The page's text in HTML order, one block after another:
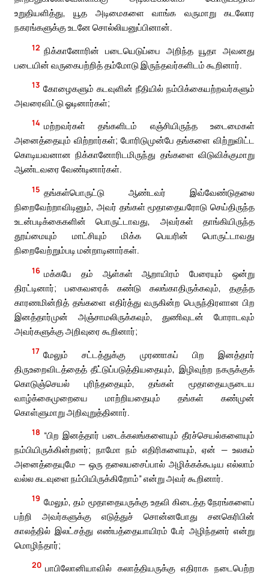
உறுதியளித்து, யூத அடிமைகளை வாங்க வருமாறு கடலோர
நகரங்களுக்கு உடனே சொல்லியனுப்பினான்.
12 நிக்கானோரின் படையெடுப்பை அறிந்த யூதா அவனது
படையின் வருகைபற்றித் தம்மோடு இருந்தவர்களிடம் கூறினார்.
13 கோழைகளும் கடவுளின் நீதியில் நம்பிக்கையற்றவர்களும்
அவரைவிட்டு ஓடினார்கள்;
14 மற்றவர்கள் தங்களிடம் எஞ்சியிருந்த உடைமைகள்
அனைத்தையும் விற்றார்கள்; போரிடுமுன்பே தங்களை விற்றுவிட்ட
கொடியவனான நிக்கானோரிடமிருந்து தங்களை விடுவிக்குமாறு
ஆண்டவரை வேண்டினார்கள்.
15 தங்கள்பொருட்டு ஆண்டவர் இவ்வேண்டுதலை
நிறைவேற்றாவிடினும், அவர் தங்கள் மூதாதையரோடு செய்திருந்த
உடன்படிக்கைகளின் பொருட்டாவது, அவர்கள் தாங்கியிருந்த
தூய்மையும் மாட்சியும் மிக்க பெயரின் பொருட்டாவது
நிறைவேற்றும்படி மன்றாடினார்கள்.
16 மக்கபே தம் ஆள்கள் ஆறாயிரம் பேரையும் ஒன்று
திரட்டினார்; பகைவரைக் கண்டு கலங்காதிருக்கவும், தகுந்த
காரணமின்றித் தங்களை எதிர்த்து வருகின்ற பெருந்திரளான பிற
இனத்தார்முன் அஞ்சாமலிருக்கவும், துணிவுடன் போராடவும்
அவர்களுக்கு அறிவுரை கூறினார்;
17 மேலும் சட்டத்துக்கு முரணாகப் பிற இனத்தார்
திருஉறைவிடத்தைத் தீட்டுப்படுத்தியதையும், இழிவுற்ற நகருக்குக்
கொடுஞ்செயல் புரிந்ததையும், தங்கள் மூதாதையருடைய
வாழ்க்கைமுறையை மாற்றியதையும் தங்கள் கண்முன்
கொள்ளுமாறு அறிவுறுத்தினார்.
18 “பிற இனத்தார் படைக்கலங்களையும் தீரச்செயல்களையும்
நம்பியிருக்கின்றனர்; நாமோ நம் எதிரிகளையும், ஏன் — உலகம்
அனைத்தையுமே — ஒரு தலையசைப்பால் அழிக்கக்கூடிய எல்லாம்
வல்ல கடவுளை நம்பியிருக்கிறோம்” என்று அவர் கூறினார்.
19 மேலும், தம் மூதாதையருக்கு உதவி கிடைத்த நேரங்களைப்
பற்றி அவர்களுக்கு எடுத்துச் சொன்னபோது சனகெரிபின்
காலத்தில் இலட்சத்து எண்பத்தையாயிரம் பேர் அழிந்தனர் என்று
மொழிந்தார்;
20 பாபிலோனியாவில் கலாத்தியருக்கு எதிராக நடைபெற்ற